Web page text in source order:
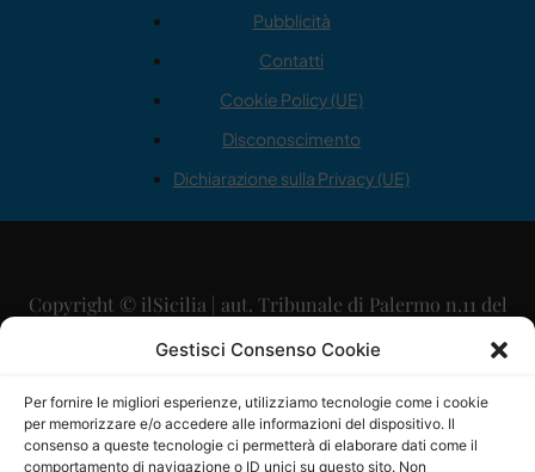
Gestisci Consenso Cookie
Per fornire le migliori esperienze, utilizziamo tecnologie come i cookie
per memorizzare e/o accedere alle informazioni del dispositivo. Il
consenso a queste tecnologie ci permetterà di elaborare dati come il
comportamento di navigazione o ID unici su questo sito. Non
Pubblicità
Contatti
Cookie Policy (UE)
Disconoscimento
Dichiarazione sulla Privacy (UE)
Copyright © ilSicilia | aut. Tribunale di Palermo n.11 del
29/09/2015
Direttore Editoriale: Maurizio Scaglione